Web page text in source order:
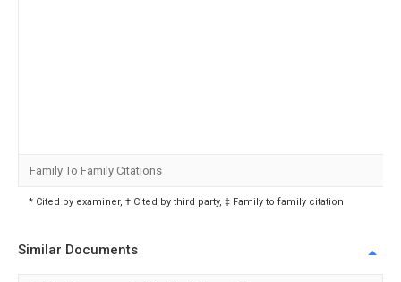
Family To Family Citations
* Cited by examiner, † Cited by third party, ‡ Family to family citation
Similar Documents